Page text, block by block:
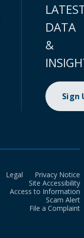
DATA
&
Sign
Legal
Privacy Notice
Site Accessibility
Access to Information
Scam Alert
File a Complaint